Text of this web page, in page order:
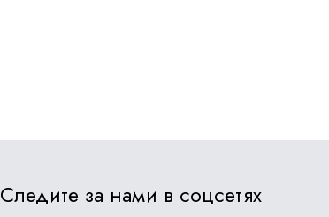
Следите за нами в соцсетях